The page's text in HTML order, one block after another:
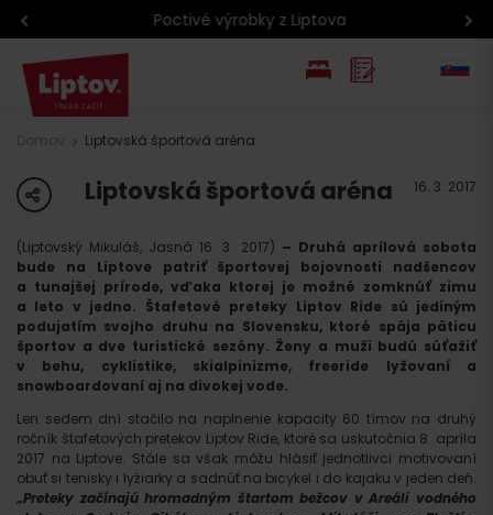
Poctivé výrobky z Liptova
Liptovská športová aréna
share Liptovská športová aréna 16. 3. 2017
(Liptovský Mikuláš, Jasná 16. 3. 2017) – Druhá aprílová sobota
bude na Liptove patriť športovej bojovnosti nadšencov
a tunajšej prírode, vďaka ktorej je možné zomknúť zimu
a leto v jedno. Štafetové preteky Liptov Ride sú jediným
podujatím svojho druhu na Slovensku, ktoré spája päticu
športov a dve turistické sezóny. Ženy a muži budú súťažiť
v behu, cyklistike, skialpinizme, freeride lyžovaní a
snowboardovaní aj na divokej vode.
Len sedem dní stačilo na naplnenie kapacity 60 tímov na druhý
ročník štafetových pretekov Liptov Ride, ktoré sa uskutočnia 8. apríla
2017 na Liptove. Stále sa však môžu hlásiť jednotlivci motivovaní
obuť si tenisky i lyžiarky a sadnúť na bicykel i do kajaku v jeden deň.
„Preteky začínajú hromadným štartom bežcov v Areáli vodného